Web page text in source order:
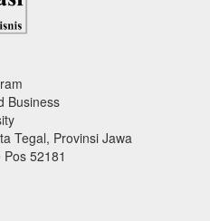
Business
Tegal, Provinsi Jawa
52181